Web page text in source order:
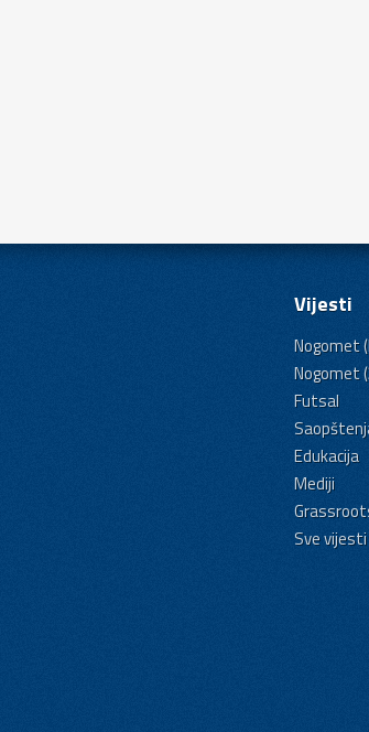
Vijesti
Nogomet
Nogomet
Futsal
Edukacija
Mediji
Sve vijesti